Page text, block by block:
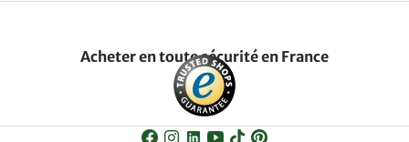
Acheter en toute sécurité en France